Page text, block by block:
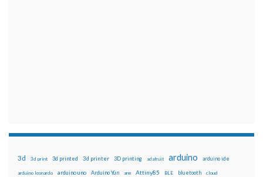
3d 3d print 3d printed 3d printer 3D printing adafruit arduino arduino ide
arduino leonardo arduino uno Arduino Yún arm Attiny85 BLE bluetooth cloud